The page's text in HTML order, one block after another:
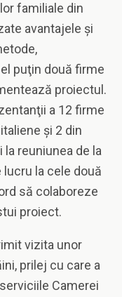
familiale din
avantajele şi
puţin două firme
proiectul.
a 12 firme
şi 2 din
reuniunea de la
la cele două
să colaboreze
proiect.
vizita unor
prilej cu care a
Camerei